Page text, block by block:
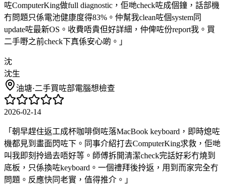
咗ComputerKing做full diagnostic，佢哋check咗成個鐘，話部機
冇問題只係電池健康度得83%。仲幫我clean咗個system同
update咗最新OS。收費唔貴但好詳細，仲俾咗份report我。買
二手嘢之前check下真係安心啲。 」
沈
沈生
油塘·二手買咗部電腦想檢查
2026-02-14
「 朝早趕住返工成杯咖啡倒咗落MacBook keyboard，即時熄咗
機都見到畫面閃咗下。同事介紹打去ComputerKing求救，佢哋
叫我即刻拎過去唔好等。師傅拆開清潔check完話好彩冇燒到
底板，只係換咗keyboard。一個禮拜後拎返，用到而家完全冇
問題。反應快同老實，值得推介。 」